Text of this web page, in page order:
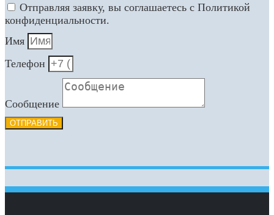
Отправляя заявку, вы соглашаетесь с Политикой
конфиденциальности.
Имя
Телефон
Сообщение
ОТПРАВИТЬ